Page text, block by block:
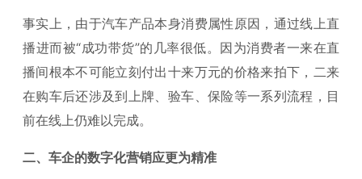
事实上，由于汽车产品本身消费属性原因，通过线上直
播进而被“成功带货”的几率很低。因为消费者一来在直
播间根本不可能立刻付出十来万元的价格来拍下，二来
在购车后还涉及到上牌、验车、保险等一系列流程，目
前在线上仍难以完成。
二、车企的数字化营销应更为精准